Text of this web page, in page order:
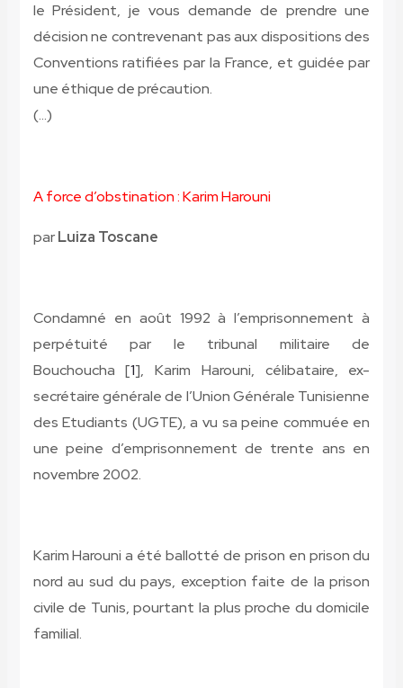
le Président, je vous demande de prendre une
décision ne contrevenant pas aux dispositions des
Conventions ratifiées par la France, et guidée par
une éthique de précaution.
(…)
A force d’obstination : Karim Harouni
parLuiza Toscane
Condamné en août 1992 à l’emprisonnement à
perpétuité par le tribunal militaire de
Bouchoucha [1], Karim Harouni, célibataire, ex-
secrétaire générale de l’Union Générale Tunisienne
des Etudiants (UGTE), a vu sa peine commuée en
une peine d’emprisonnement de trente ans en
novembre 2002.
Karim Harouni a été ballotté de prison en prison du
nord au sud du pays, exception faite de la prison
civile de Tunis, pourtant la plus proche du domicile
familial.